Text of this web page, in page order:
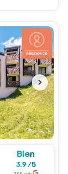
Bien
3.9 /5